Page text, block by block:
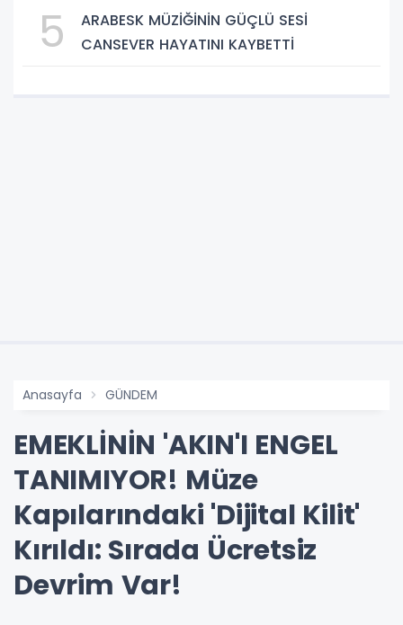
5
ARABESK MÜZİĞİNİN GÜÇLÜ SESİ
CANSEVER HAYATINI KAYBETTİ
Anasayfa GÜNDEM
EMEKLİNİN 'AKIN'I ENGEL
TANIMIYOR! Müze
Kapılarındaki 'Dijital Kilit'
Kırıldı: Sırada Ücretsiz
Devrim Var!